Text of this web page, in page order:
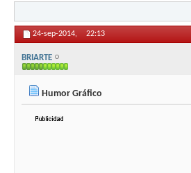
24-sep-2014, 22:13
BRIARTE
Humor Gráfico